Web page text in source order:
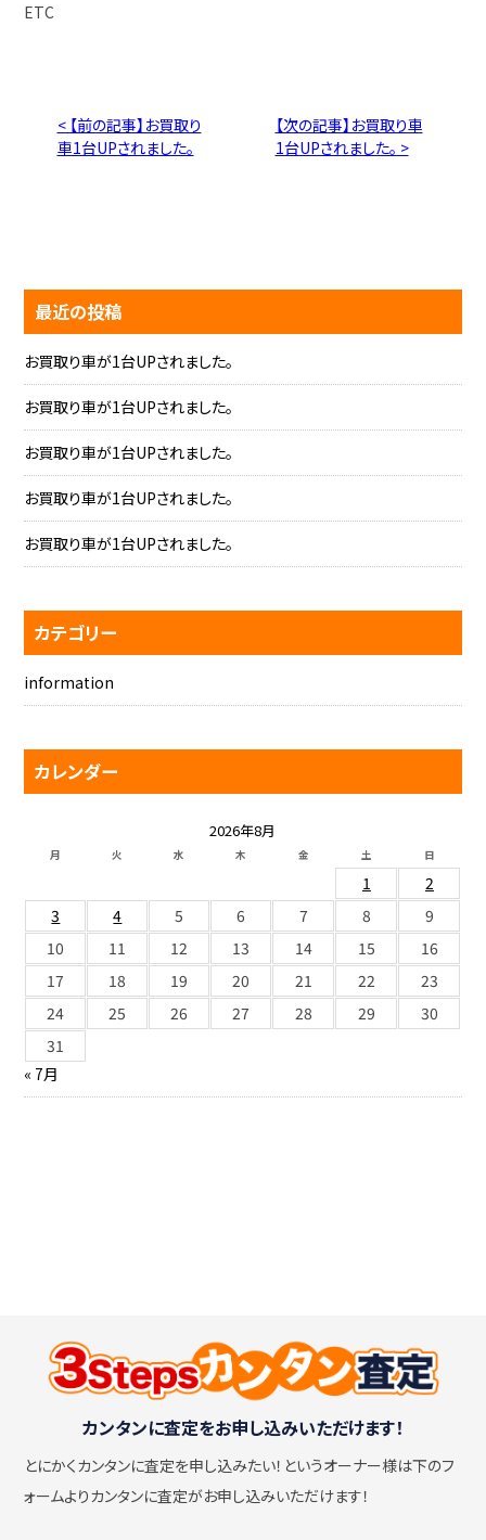
ETC
< 【前の記事】お買取り
車1台UPされました。
【次の記事】お買取り車
1台UPされました。 >
最近の投稿
お買取り車が1台UPされました。
お買取り車が1台UPされました。
お買取り車が1台UPされました。
お買取り車が1台UPされました。
お買取り車が1台UPされました。
カテゴリー
information
カレンダー
2026年8月
月 火 水 木 金 土 日
1
2
3
4 5 6 7 8
9
10
11 12 13 14 15
16
17
18 19 20 21 22
23
24
25 26 27 28 29
30
31
« 7月
カンタンに査定をお申し込みいただけます！
とにかくカンタンに査定を申し込みたい！ というオーナー様は下のフ
ォームよりカンタンに査定がお申し込みいただけます！